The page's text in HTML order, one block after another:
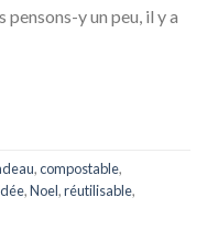
y un peu, il y a
,compostable,
,Noel,réutilisable,